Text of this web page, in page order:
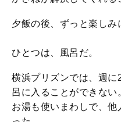
夕飯の後、ずっと楽しみ
ひとつは、風呂だ。
横浜プリズンでは、週
呂に入ることができな
お湯も使いまわしで、